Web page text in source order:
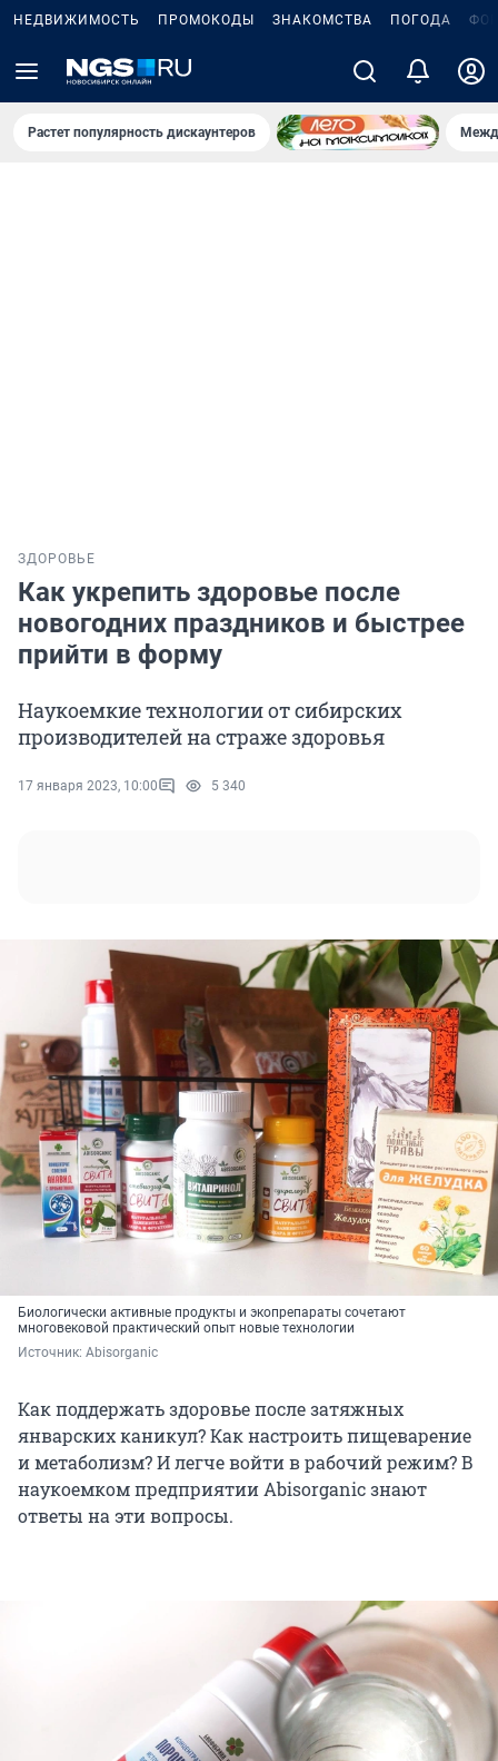
НЕДВИЖИМОСТЬ ПРОМОКОДЫ ЗНАКОМСТВА ПОГОДА
Растет популярность дискаунтеров
ЗДОРОВЬЕ
Как укрепить здоровье после
новогодних праздников и быстрее
прийти в форму
Наукоемкие технологии от сибирских
производителей на страже здоровья
17 января 2023, 10:00 5 340
Биологически активные продукты и экопрепараты сочетают
многовековой практический опыт новые технологии
Источник: Abisorganic
Как поддержать здоровье после затяжных
январских каникул? Как настроить пищеварение
и метаболизм? И легче войти в рабочий режим? В
наукоемком предприятии Abisorganic знают
ответы на эти вопросы.